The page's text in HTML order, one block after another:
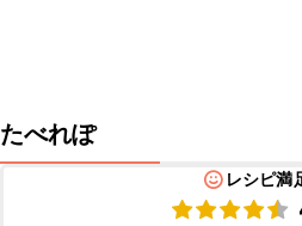
たべれぽ
レシピ満